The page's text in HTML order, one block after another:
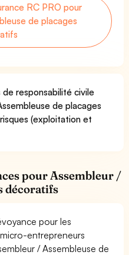
RC PRO pour
de placages
responsabilité civile
de placages
(exploitation et
pour Assembleur /
décoratifs
pour les
entrepreneurs
/ Assembleuse de